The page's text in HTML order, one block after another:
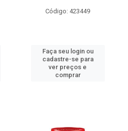
Código: 423449
Faça seu login ou
cadastre-se para
ver preços e
comprar